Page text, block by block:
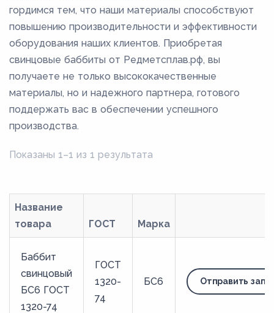
гордимся тем, что наши материалы способствуют
повышению производительности и эффективности
оборудования наших клиентов. Приобретая
свинцовые баббиты от Редметсплав.рф, вы
получаете не только высококачественные
материалы, но и надежного партнера, готового
поддержать вас в обеспечении успешного
производства.
Показаны 1–1 из 1 результата
Название
товара
ГОСТ Марка
Баббит
свинцовый
БС6 ГОСТ
1320-74
ГОСТ
1320-
74
БС6 Отправить